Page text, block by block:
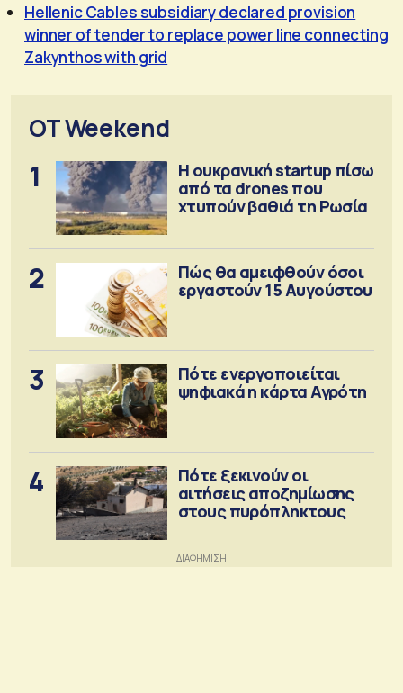
Hellenic Cables subsidiary declared provision
winner of tender to replace power line connecting
Zakynthos with grid
OT Weekend
1
Η ουκρανική startup πίσω
από τα drones που
χτυπούν βαθιά τη Ρωσία
2
Πώς θα αμειφθούν όσοι
εργαστούν 15 Αυγούστου
3
Πότε ενεργοποιείται
ψηφιακά η κάρτα Αγρότη
4
Πότε ξεκινούν οι
αιτήσεις αποζημίωσης
στους πυρόπληκτους